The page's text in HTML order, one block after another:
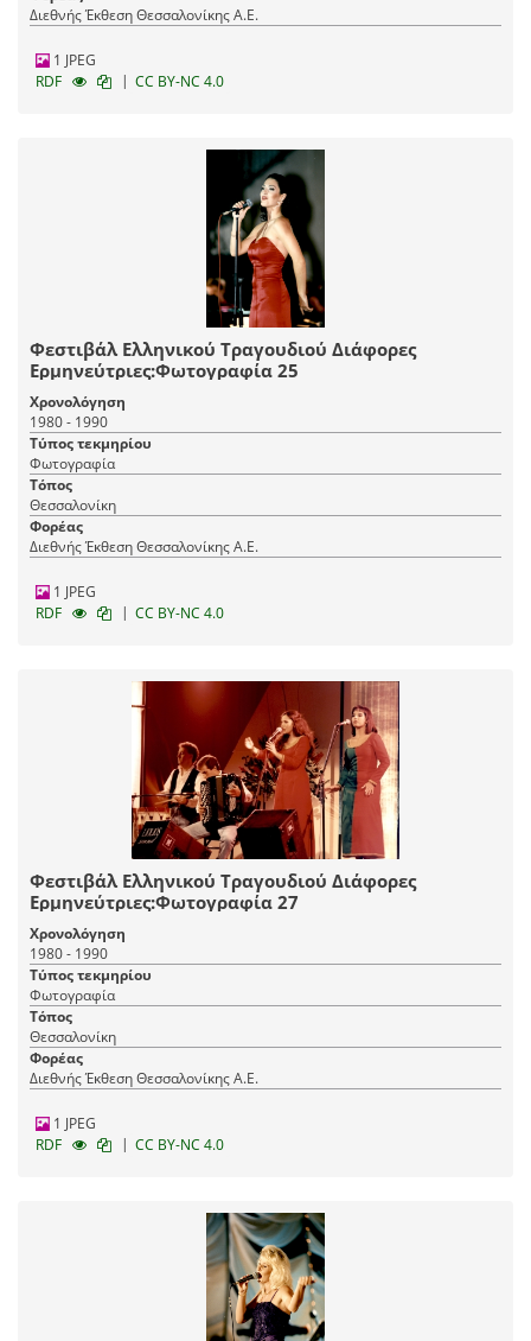
Διεθνής Έκθεση Θεσσαλονίκης Α.Ε.
1 JPEG
RDF
| CC BY-NC 4.0
Φεστιβάλ Ελληνικού Τραγουδιού Διάφορες
Ερμηνεύτριες:Φωτογραφία 25
Χρονολόγηση
1980 - 1990
Τύπος τεκμηρίου
Φωτογραφία
Τόπος
Θεσσαλονίκη
Φορέας
Διεθνής Έκθεση Θεσσαλονίκης Α.Ε.
1 JPEG
RDF
| CC BY-NC 4.0
Φεστιβάλ Ελληνικού Τραγουδιού Διάφορες
Ερμηνεύτριες:Φωτογραφία 27
Χρονολόγηση
1980 - 1990
Τύπος τεκμηρίου
Φωτογραφία
Τόπος
Θεσσαλονίκη
Φορέας
Διεθνής Έκθεση Θεσσαλονίκης Α.Ε.
1 JPEG
RDF
| CC BY-NC 4.0